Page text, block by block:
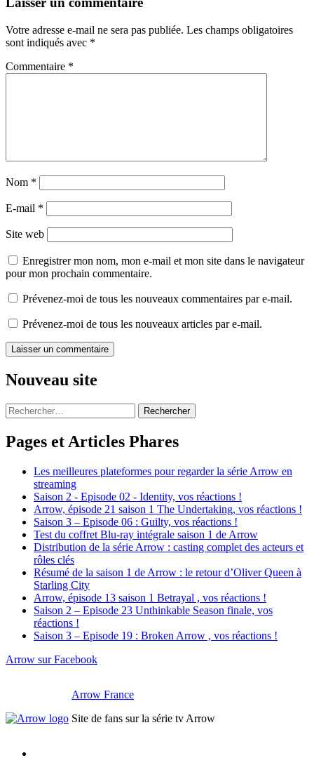
Votre adresse e-mail ne sera pas publiée. Les champs obligatoires
sont indiqués avec *
Commentaire *
Nom *
E-mail *
Site web
Enregistrer mon nom, mon e-mail et mon site dans le navigateur
pour mon prochain commentaire.
Prévenez-moi de tous les nouveaux commentaires par e-mail.
Prévenez-moi de tous les nouveaux articles par e-mail.
Nouveau site
Rechercher :
Pages et Articles Phares
Les meilleures plateformes pour regarder la série Arrow en
streaming
Saison 2 - Episode 02 - Identity, vos réactions !
Arrow, épisode 21 saison 1 The Undertaking, vos réactions !
Saison 3 – Episode 06 : Guilty, vos réactions !
Test du coffret Blu-ray intégrale saison 1 de Arrow
Distribution de la série Arrow : casting complet des acteurs et
rôles clés
Résumé de la saison 1 de Arrow : le retour d’Oliver Queen à
Starling City
Arrow, épisode 13 saison 1 Betrayal , vos réactions !
Saison 2 – Episode 23 Unthinkable Season finale, vos
réactions !
Saison 3 – Episode 19 : Broken Arrow , vos réactions !
Arrow sur Facebook
Arrow France
Site de fans sur la série tv Arrow